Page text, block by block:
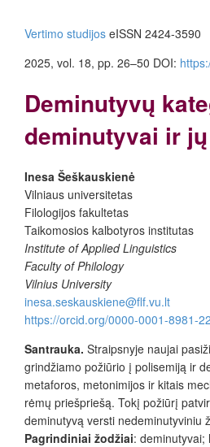
Vertimo studijos eISSN 2424-3590
2025, vol. 18, pp. 26–50 DOI:
Deminutyvų
deminutyvai ir
Inesa Šeškauskienė
Vilniaus universitetas
Filologijos fakultetas
Taikomosios kalbotyros institutas
Institute of Applied Linguistics
Faculty of Philology
Vilnius University
inesa.seskauskiene@flf.vu.lt
https://orcid.org/0000-0001-8981-
Santrauka. Straipsnyje naujai
grindžiamo požiūrio į polisemiją ir
metaforos, metonimijos ir kitais
rėmų priešpriešą. Tokį požiūrį
deminutyvą versti nedeminutyviniu
Pagrindiniai žodžiai: deminutyvai;